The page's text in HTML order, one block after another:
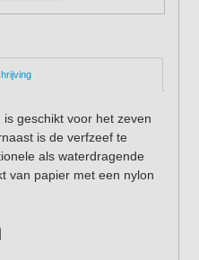
geschikt voor het zeven
is de verfzeef te
als waterdragende
van papier met een nylon